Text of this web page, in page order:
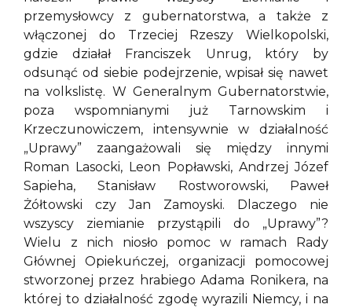
przemysłowcy z gubernatorstwa, a także z
włączonej do Trzeciej Rzeszy Wielkopolski,
gdzie działał Franciszek Unrug, który by
odsunąć od siebie podejrzenie, wpisał się nawet
na volkslistę. W Generalnym Gubernatorstwie,
poza wspomnianymi już Tarnowskim i
Krzeczunowiczem, intensywnie w działalność
„Uprawy” zaangażowali się między innymi
Roman Lasocki, Leon Popławski, Andrzej Józef
Sapieha, Stanisław Rostworowski, Paweł
Żółtowski czy Jan Zamoyski. Dlaczego nie
wszyscy ziemianie przystąpili do „Uprawy”?
Wielu z nich niosło pomoc w ramach Rady
Głównej Opiekuńczej, organizacji pomocowej
stworzonej przez hrabiego Adama Ronikera, na
której to działalność zgodę wyrazili Niemcy, i na